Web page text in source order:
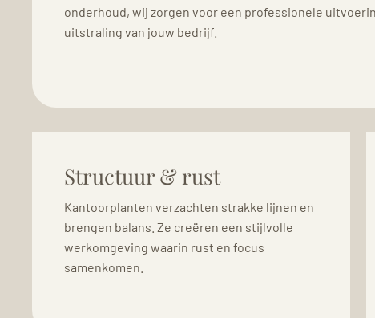
onderhoud, wij zorgen voor een professionele
uitstraling van jouw bedrijf.
Structuur & rust
Kantoorplanten verzachten strakke lijnen en
brengen balans. Ze creëren een stijlvolle
werkomgeving waarin rust en focus
samenkomen.